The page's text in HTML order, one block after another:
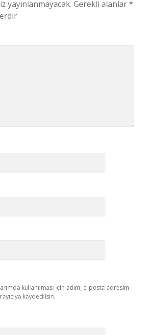
yayınlanmayacak. Gerekli alanlar*
kullanılması için adım, e-posta adresim
kaydedilsin.